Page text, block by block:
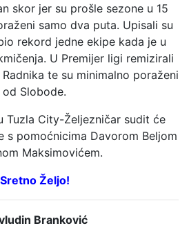
skor jer su prošle sezone u 15
samo dva puta. Upisali su
rekord jedne ekipe kada je u
U Premijer ligi remizirali
te su minimalno poraženi
od Slobode.
Tuzla City-Željezničar sudit će
s pomoćnicima Davorom Beljom
Maksimovićem.
Sretno Željo!
Branković